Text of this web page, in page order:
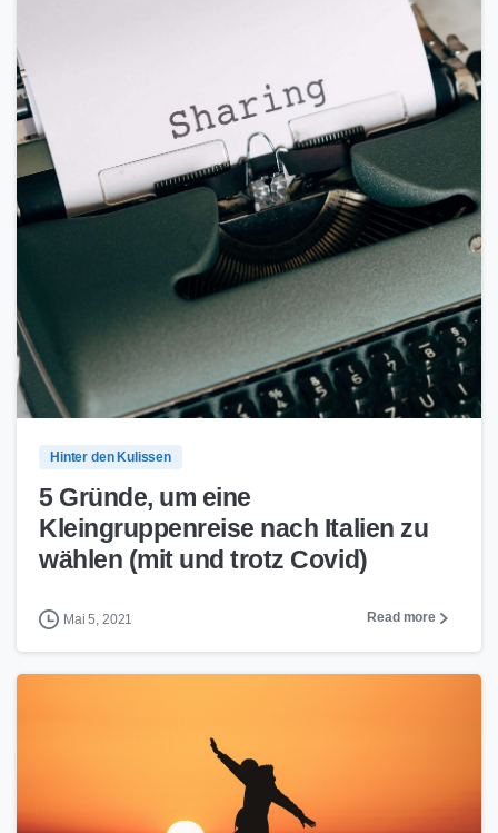
0
Hinter den Kulissen
5 Gründe, um eine
Kleingruppenreise nach Italien zu
wählen (mit und trotz Covid)
Mai 5, 2021 Read more